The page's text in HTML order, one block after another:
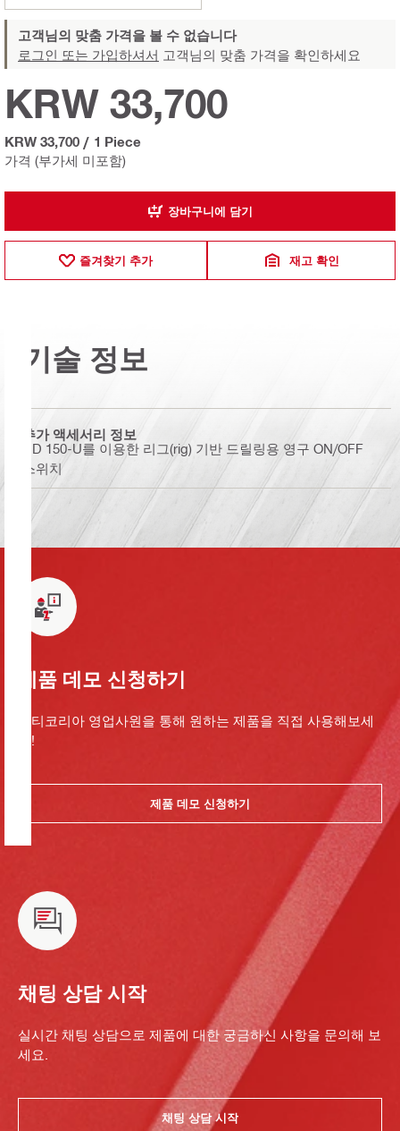
고객님의 맞춤 가격을 볼 수 없습니다
로그인 또는 가입하셔서 고객님의 맞춤 가격을 확인하세요
가격 (부가세 미포함)
KRW 33,700
KRW 33,700 / 1 Piece
장바구니에 담기
즐겨찾기 추가 재고 확인
기술 정보
추가 액세서리 정보
DD 150-U를 이용한 리그(rig) 기반 드릴링용 영구 ON/OFF
스위치
제품 데모 신청하기
힐티코리아 영업사원을 통해 원하는 제품을 직접 사용해보세
요!
제품 데모 신청하기
채팅 상담 시작
실시간 채팅 상담으로 제품에 대한 궁금하신 사항을 문의해 보
세요.
채팅 상담 시작